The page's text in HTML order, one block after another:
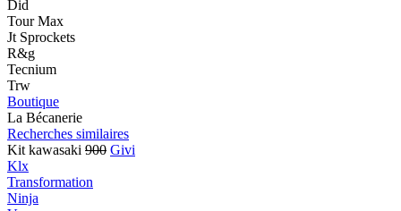
Did
Tour Max
Jt Sprockets
R&g
Tecnium
Trw
Boutique
La Bécanerie
Recherches similaires
Kit kawasaki 900 Givi
Klx
Transformation
Ninja